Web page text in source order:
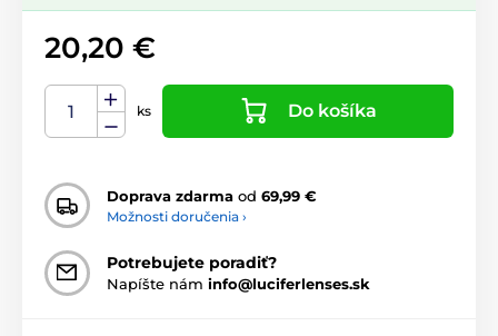
20,20 €
ks Do košíka
Doprava zdarma od 69,99 €
Možnosti doručenia ›
Potrebujete poradiť?
Napíšte nám info@luciferlenses.sk